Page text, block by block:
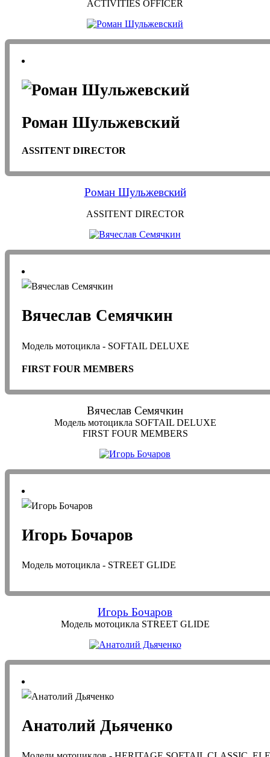
ACTIVITIES OFFICER
Роман Шульжевский
ASSITENT DIRECTOR
Роман Шульжевский
ASSITENT DIRECTOR
Вячеслав Семячкин
Модель мотоцикла - SOFTAIL DELUXE
FIRST FOUR MEMBERS
Вячеслав Семячкин
Модель мотоцикла SOFTAIL DELUXE
FIRST FOUR MEMBERS
Игорь Бочаров
Модель мотоцикла - STREET GLIDE
Игорь Бочаров
Модель мотоцикла STREET GLIDE
Анатолий Дьяченко